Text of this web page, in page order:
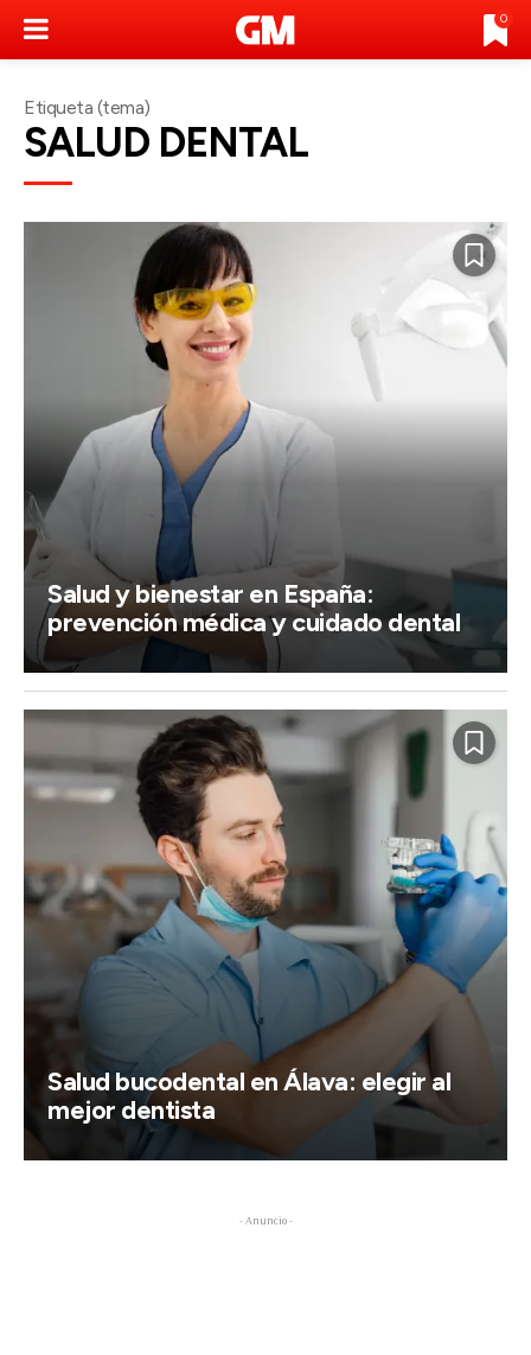
0
Etiqueta (tema)
SALUD DENTAL
Salud y bienestar en España:
prevención médica y cuidado dental
Salud bucodental en Álava: elegir al
mejor dentista
- Anuncio -